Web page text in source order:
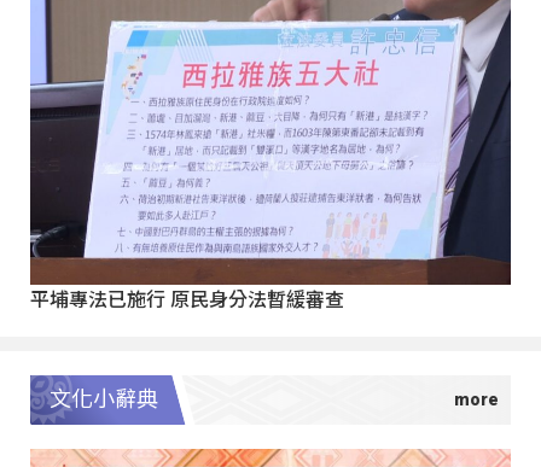
平埔專法已施行 原民身分法暫緩審查
文化小辭典